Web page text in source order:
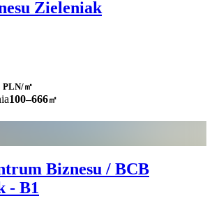
Zieleniak
PLN/㎡
100–666㎡
Biznesu / BCB
- B1